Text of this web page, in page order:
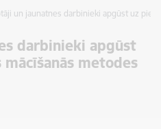
un jaunatnes darbinieki apgūst uz
darbinieki apgūst
metodes